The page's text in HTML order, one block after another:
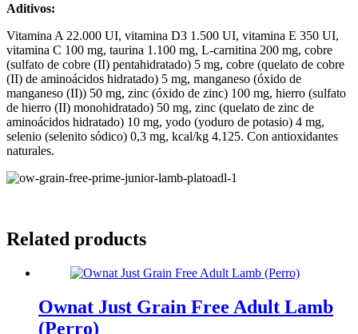
Aditivos:
Vitamina A 22.000 UI, vitamina D3 1.500 UI, vitamina E 350 UI,
vitamina C 100 mg, taurina 1.100 mg, L-carnitina 200 mg, cobre
(sulfato de cobre (II) pentahidratado) 5 mg, cobre (quelato de cobre
(II) de aminoácidos hidratado) 5 mg, manganeso (óxido de
manganeso (II)) 50 mg, zinc (óxido de zinc) 100 mg, hierro (sulfato
de hierro (II) monohidratado) 50 mg, zinc (quelato de zinc de
aminoácidos hidratado) 10 mg, yodo (yoduro de potasio) 4 mg,
selenio (selenito sódico) 0,3 mg, kcal/kg 4.125. Con antioxidantes
naturales.
Related products
Ownat Just Grain Free Adult Lamb
(Perro)